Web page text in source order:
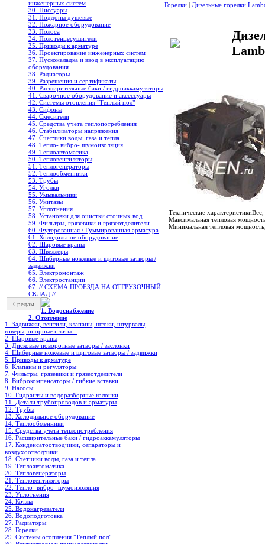
инженерных систем
30. Писсуары
31. Поддоны душевые
32. Пожарное оборудование
33. Полоса
34. Полотенцесушители
35. Приводы к арматуре
36. Проектирование инженерных систем
37. Пусконаладка и ввод в эксплуатацию
оборудования
38. Радиаторы
39. Разрешения и сертификаты
40. Расширительные баки / гидроаккамуляторы
41. Сварочное оборудование и аксессуары
42. Системы отопления "Теплый пол"
43. Сифоны
44. Смесители
45. Средства учета теплопотребления
46. Стабилизаторы напряжения
47. Счетчики воды, газа и тепла
48. Тепло- вибро- шумоизоляция
49. Теплоавтоматика
50. Тепловентиляторы
51. Теплогенераторы
52. Теплообменники
53. Трубы
54. Уголки
55. Умывальники
56. Унитазы
57. Уплотнения
58. Установки для очистки сточных вод
59. Фильтры, грязевики и грязеотделители
60. Футерованная / Гуммированная арматура
61. Холодильное oборудование
62. Шаровые краны
63. Швеллеры
64. Шиберные ножевые и щитовые затворы /
задвижки
65. Электромонтаж
66. Электростанции
67. // СХЕМА ПРОЕЗДА НА ОТГРУЗОЧНЫЙ
СКЛАД //
Средам
1. Водоснабжение
2. Отопление
1. Задвижки, вентили, клапаны, штоки, штурвалы,
коверы, опорные плиты...
2. Шаровые краны
3. Дисковые поворотные затворы / заслонки
4. Шиберные ножевые и щитовые затворы / задвижки
5. Приводы к арматуре
6. Клапаны и регуляторы
7. Фильтры, грязевики и грязеотделители
8. Виброкомпенсаторы / гибкие вставки
9. Насосы
10. Гидранты и водоразборные колонки
11. Детали трубопроводов и арматуры
12. Трубы
13. Холодильное oборудование
14. Теплообменники
15. Средства учета теплопотребления
16. Расширительные баки / гидроаккамуляторы
17. Конденсатоотводчики, сепараторы и
воздухоотводчики
18. Счетчики воды, газа и тепла
19. Теплоавтоматика
20. Теплогенераторы
21. Тепловентиляторы
22. Тепло- вибро- шумоизоляция
23. Уплотнения
24. Котлы
25. Водонагреватели
26. Водоподготовка
27. Радиаторы
28. Горелки
29. Системы отопления "Теплый пол"
Горелки | Дизельные горелки
Технические
Максимальная тепловая
Минимальная тепловая